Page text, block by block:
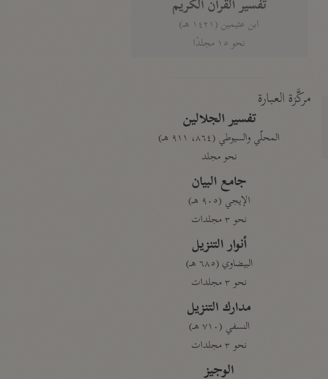
تفسير القرآن الكريم
ابن عثيمين (١٤٢١ هـ)
نحو ١٥ مجلدًا
مركَّزة العبارة
تفسير الجلالين
المحلّي والسيوطي (٨٦٤، ٩١١ هـ)
نحو مجلد
جامع البيان
الإيجي (٩٠٥ هـ)
نحو ٣ مجلدات
أنوار التنزيل
البيضاوي (٦٨٥ هـ)
نحو ٣ مجلدات
مدارك التنزيل
النسفي (٧١٠ هـ)
نحو ٣ مجلدات
الوجيز